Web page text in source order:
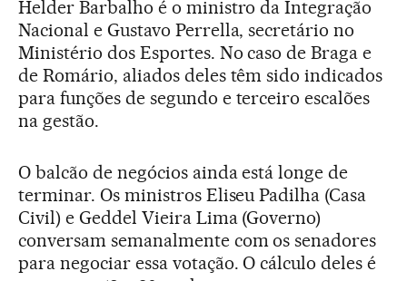
Helder Barbalho é o ministro da Integração
Nacional e Gustavo Perrella, secretário no
Ministério dos Esportes. No caso de Braga e
de Romário, aliados deles têm sido indicados
para funções de segundo e terceiro escalões
na gestão.
O balcão de negócios ainda está longe de
terminar. Os ministros Eliseu Padilha (Casa
Civil) e Geddel Vieira Lima (Governo)
conversam semanalmente com os senadores
para negociar essa votação. O cálculo deles é